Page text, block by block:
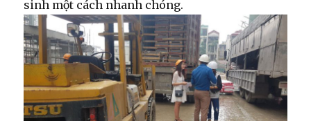
sinh một cách nhanh chóng.